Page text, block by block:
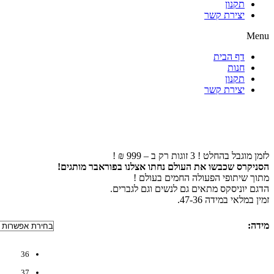
תקנון
יצירת קשר
Menu
דף הבית
חנות
תקנון
יצירת קשר
לזמן מוגבל בהחלט ! 3 זוגות רק ב – 999 ₪ !
הסניקרס שכבשו את העולם נחתו אצלנו בפוראבר מותגים!
מתוך שיתופי הפעולה החמים בעולם !
הדגם יוניסקס מתאים גם לנשים וגם לגברים.
זמין במלאי במידה 47-36.
מידה:
36